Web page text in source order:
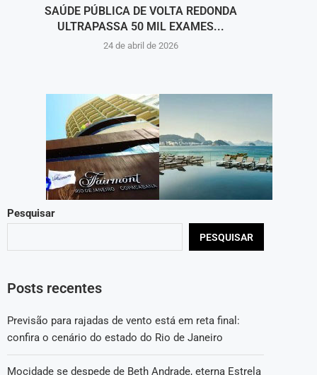
SAÚDE PÚBLICA DE VOLTA REDONDA
ULTRAPASSA 50 MIL EXAMES...
24 de abril de 2026
Pesquisar
PESQUISAR
Posts recentes
Previsão para rajadas de vento está em reta final:
confira o cenário do estado do Rio de Janeiro
Mocidade se despede de Beth Andrade, eterna Estrela